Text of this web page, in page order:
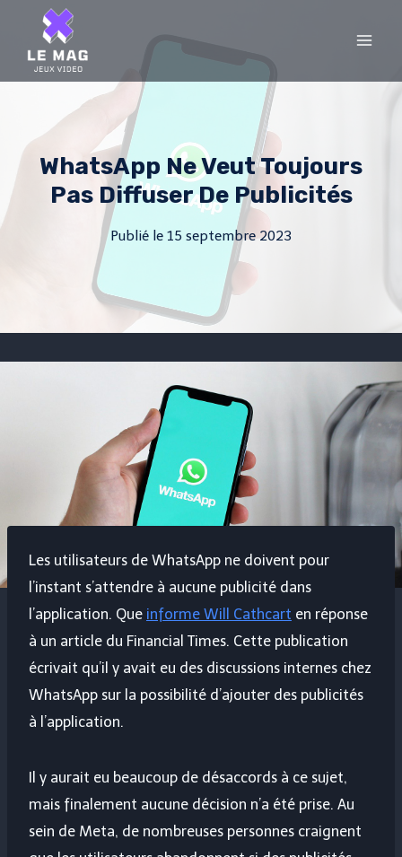
content
WhatsApp Ne Veut Toujours
Pas Diffuser De Publicités
Publié le 15 septembre 2023
Les utilisateurs de WhatsApp ne doivent pour
l’instant s’attendre à aucune publicité dans
l’application. Que informe Will Cathcart en réponse
à un article du Financial Times. Cette publication
écrivait qu’il y avait eu des discussions internes chez
WhatsApp sur la possibilité d’ajouter des publicités
à l’application.
Il y aurait eu beaucoup de désaccords à ce sujet,
mais finalement aucune décision n’a été prise. Au
sein de Meta, de nombreuses personnes craignent